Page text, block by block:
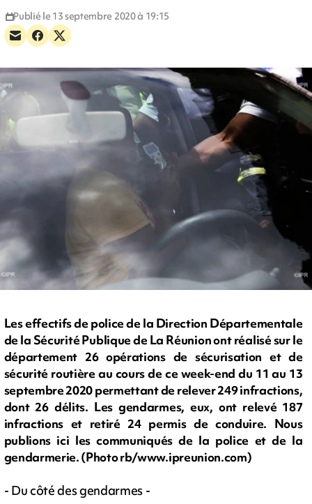
Publié le 13 septembre 2020 à 19:15
Les effectifs de police de la Direction Départementale
de la Sécurité Publique de La Réunion ont réalisé sur le
département 26 opérations de sécurisation et de
sécurité routière au cours de ce week-end du 11 au 13
septembre 2020 permettant de relever 249 infractions,
dont 26 délits. Les gendarmes, eux, ont relevé 187
infractions et retiré 24 permis de conduire. Nous
publions ici les communiqués de la police et de la
gendarmerie. (Photo rb/www.ipreunion.com)
- Du côté des gendarmes -